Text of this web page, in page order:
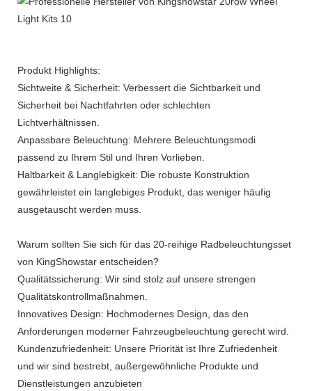
Produkt Highlights:
Sichtweite & Sicherheit: Verbessert die Sichtbarkeit und
Sicherheit bei Nachtfahrten oder schlechten
Lichtverhältnissen.
Anpassbare Beleuchtung: Mehrere Beleuchtungsmodi
passend zu Ihrem Stil und Ihren Vorlieben.
Haltbarkeit & Langlebigkeit: Die robuste Konstruktion
gewährleistet ein langlebiges Produkt, das weniger häufig
ausgetauscht werden muss.
Warum sollten Sie sich für das 20-reihige Radbeleuchtungsset
von KingShowstar entscheiden?
Qualitätssicherung: Wir sind stolz auf unsere strengen
Qualitätskontrollmaßnahmen.
Innovatives Design: Hochmodernes Design, das den
Anforderungen moderner Fahrzeugbeleuchtung gerecht wird.
Kundenzufriedenheit: Unsere Priorität ist Ihre Zufriedenheit
und wir sind bestrebt, außergewöhnliche Produkte und
Dienstleistungen anzubieten